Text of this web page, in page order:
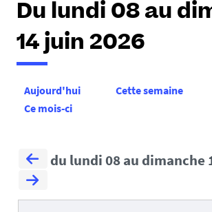
Du lundi 08 au
14 juin 2026
Aujourd'hui
Cette semaine
Ce mois-ci
du lundi 08 au dimanche